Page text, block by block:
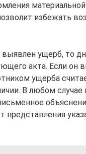
избежать
ущерб, то
акта. Если
ущерба
В любом случае
представления